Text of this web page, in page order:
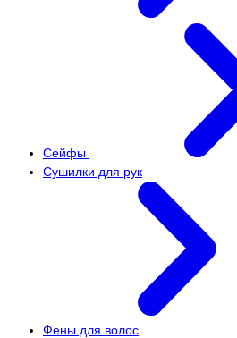
Сейфы
Сушилки для рук
Фены для волос